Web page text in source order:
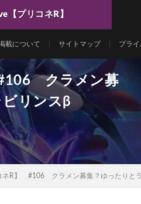
【プリコネR】
載について サイトマップ プラ
クラメン募
リンスβ
ネR】 #106 クラメン募集？ゆったりと